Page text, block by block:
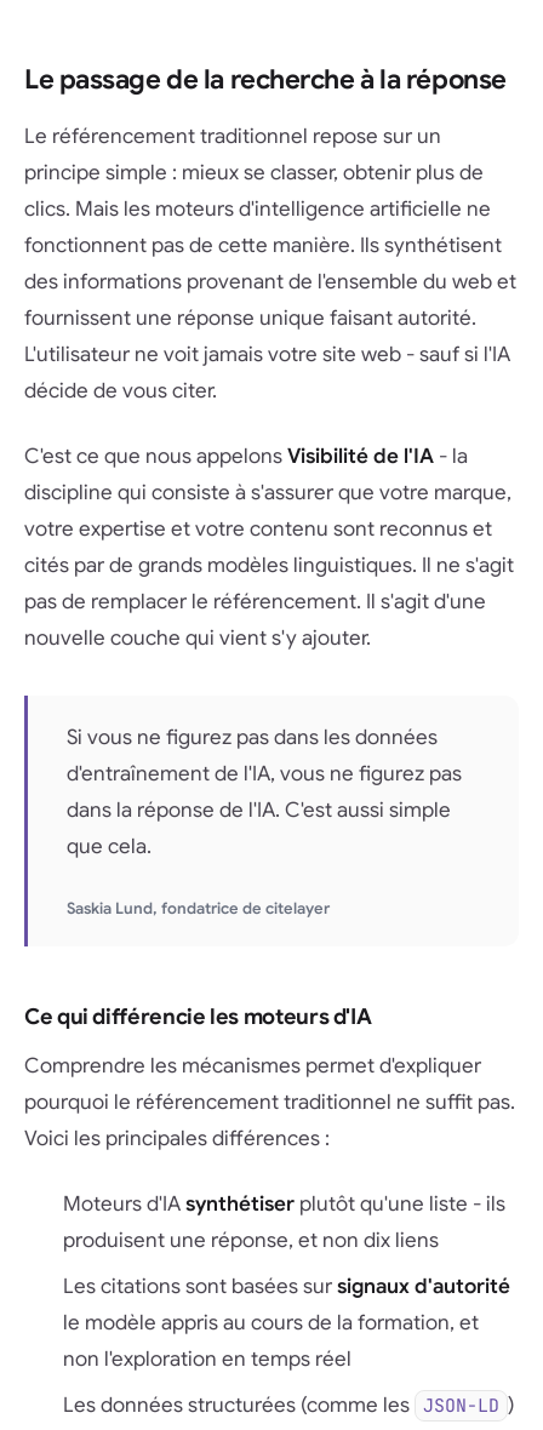
Le passage de la recherche à la réponse
Le référencement traditionnel repose sur un
principe simple : mieux se classer, obtenir plus de
clics. Mais les moteurs d'intelligence artificielle ne
fonctionnent pas de cette manière. Ils synthétisent
des informations provenant de l'ensemble du web et
fournissent une réponse unique faisant autorité.
L'utilisateur ne voit jamais votre site web - sauf si l'IA
décide de vous citer.
C'est ce que nous appelonsVisibilité de l'IA - la
discipline qui consiste à s'assurer que votre marque,
votre expertise et votre contenu sont reconnus et
cités par de grands modèles linguistiques. Il ne s'agit
pas de remplacer le référencement. Il s'agit d'une
nouvelle couche qui vient s'y ajouter.
Si vous ne figurez pas dans les données
d'entraînement de l'IA, vous ne figurez pas
dans la réponse de l'IA. C'est aussi simple
que cela.
Saskia Lund, fondatrice de citelayer
Ce qui différencie les moteurs d'IA
Comprendre les mécanismes permet d'expliquer
pourquoi le référencement traditionnel ne suffit pas.
Voici les principales différences :
Moteurs d'IAsynthétiser plutôt qu'une liste - ils
produisent une réponse, et non dix liens
Les citations sont basées sursignaux d'autorité
le modèle appris au cours de la formation, et
non l'exploration en temps réel
Les données structurées (comme les JSON-LD )